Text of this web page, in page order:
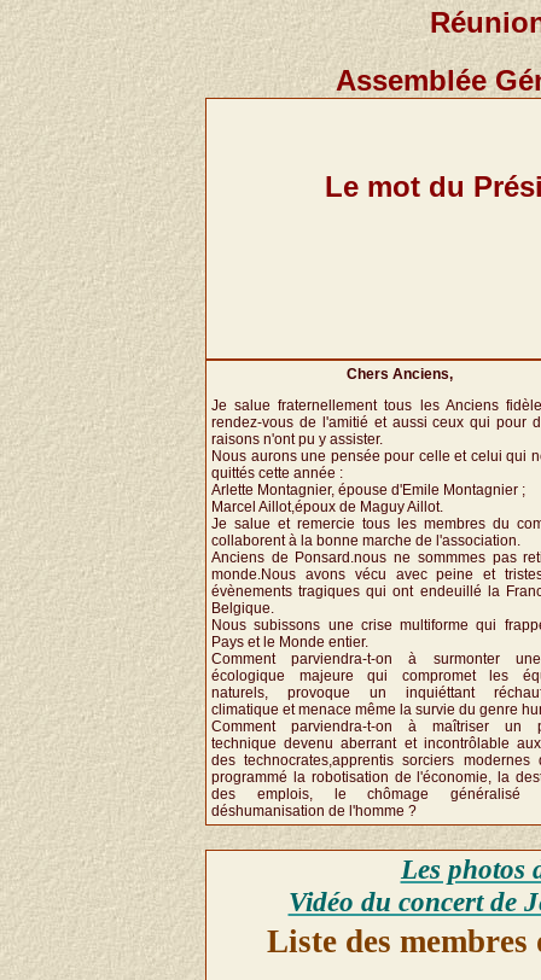
Assemblée
Le mot du
Chers Anciens,
Je salue fraternellement tous les Anciens
rendez-vous de l'amitié et aussi ceux qui pour
raisons n'ont pu y assister.
Nous aurons une pensée pour celle et celui qui
quittés cette année :
Arlette Montagnier, épouse d'Emile Montagnier ;
Marcel Aillot,époux de Maguy Aillot.
Je salue et remercie tous les membres du
collaborent à la bonne marche de l'association.
Anciens de Ponsard.nous ne sommmes pas
monde.Nous avons vécu avec peine et
évènements tragiques qui ont endeuillé la
Belgique.
Nous subissons une crise multiforme qui
Pays et le Monde entier.
Comment parviendra-t-on à surmonter
écologique majeure qui compromet les
naturels, provoque un inquiéttant
climatique et menace même la survie du genre
Comment parviendra-t-on à maîtriser un
technique devenu aberrant et incontrôlable
des technocrates,apprentis sorciers modernes
programmé la robotisation de l'économie, la
des emplois, le chômage
déshumanisation de l'homme ?
Les photos
Vidéo du concert de
Liste des